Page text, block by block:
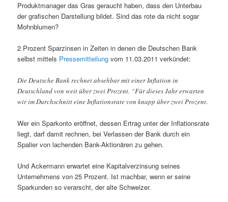
Produktmanager das Gras geraucht haben, dass den Unterbau
der grafischen Darstellung bildet. Sind das rote da nicht sogar
Mohnblumen?
2 Prozent Sparzinsen in Zeiten in denen die Deutschen Bank
selbst mittels Pressemitteilung vom 11.03.2011 verkündet:
Die Deutsche Bank rechnet absehbar mit einer Inflation in
Deutschland von weit über zwei Prozent. “Für dieses Jahr erwarten
wir im Durchschnitt eine Inflationsrate von knapp über zwei Prozent.
Wer ein Sparkonto eröffnet, dessen Ertrag unter der Inflationsrate
liegt, darf damit rechnen, bei Verlassen der Bank durch ein
Spalier von lachenden Bank-Aktionären zu gehen.
Und Ackermann erwartet eine Kapitalverzinsung seines
Unternehmens von 25 Prozent. Ist machbar, wenn er seine
Sparkunden so verarscht, der alte Schweizer.